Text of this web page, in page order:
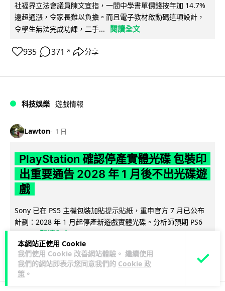
本網站正使用 Cookie
我們使用 Cookie 改善網站體驗。 繼續使用
我們的網站即表示您同意我們的 Cookie 政
策 。
社福界立法會議員陳文宜指，一間中學書單價錢按年加 14.7%
遠超通漲，令家長難以負擔。而且電子教材啟動碼這項設計，
令學生無法完成功課，二手...
閱讀全文
935 371 ↗ 分享
科技娛樂 遊戲情報
Lawton 1 日
PlayStation 確認停產實體光碟 包裝印
出重要通告 2028 年 1 月後不出光碟遊
戲
Sony 已在 PS5 主機包裝加貼提示貼紙，重申官方 7 月已公布
計劃：2028 年 1 月起停產新遊戲實體光碟。分析師預期 PS6
因此... 閱讀全文
169 76 ↗ 分享